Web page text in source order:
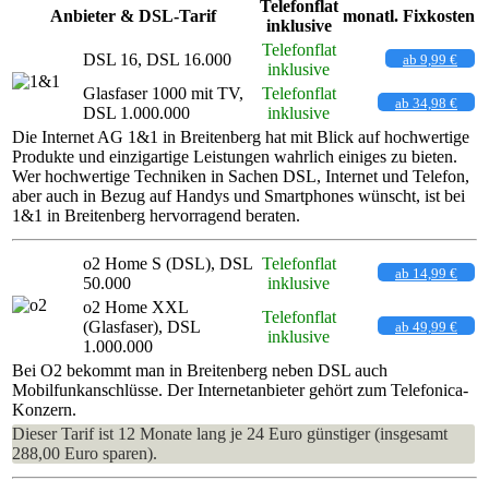
Anbieter & DSL-Tarif
Telefonflat
inklusive
monatl. Fixkosten
DSL 16, DSL 16.000
Telefonflat
inklusive
ab 9,99 €
Glasfaser 1000 mit TV,
DSL 1.000.000
Telefonflat
inklusive
ab 34,98 €
Die Internet AG 1&1 in Breitenberg hat mit Blick auf hochwertige
Produkte und einzigartige Leistungen wahrlich einiges zu bieten.
Wer hochwertige Techniken in Sachen DSL, Internet und Telefon,
aber auch in Bezug auf Handys und Smartphones wünscht, ist bei
1&1 in Breitenberg hervorragend beraten.
o2 Home S (DSL), DSL
50.000
Telefonflat
inklusive
ab 14,99 €
o2 Home XXL
(Glasfaser), DSL
1.000.000
Telefonflat
inklusive
ab 49,99 €
Bei O2 bekommt man in Breitenberg neben DSL auch
Mobilfunkanschlüsse. Der Internetanbieter gehört zum Telefonica-
Konzern.
Dieser Tarif ist 12 Monate lang je 24 Euro günstiger (insgesamt
288,00 Euro sparen).